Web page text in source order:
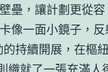
壘，讓計劃更從
像一面小鏡子，
持續開展，在樞